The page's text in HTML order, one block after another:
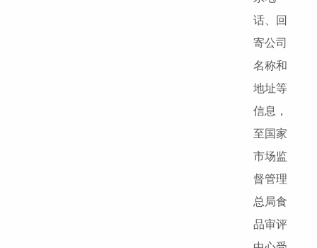
话、回
寄公司
名称和
地址等
信息，
至国家
市场监
督管理
总局食
品审评